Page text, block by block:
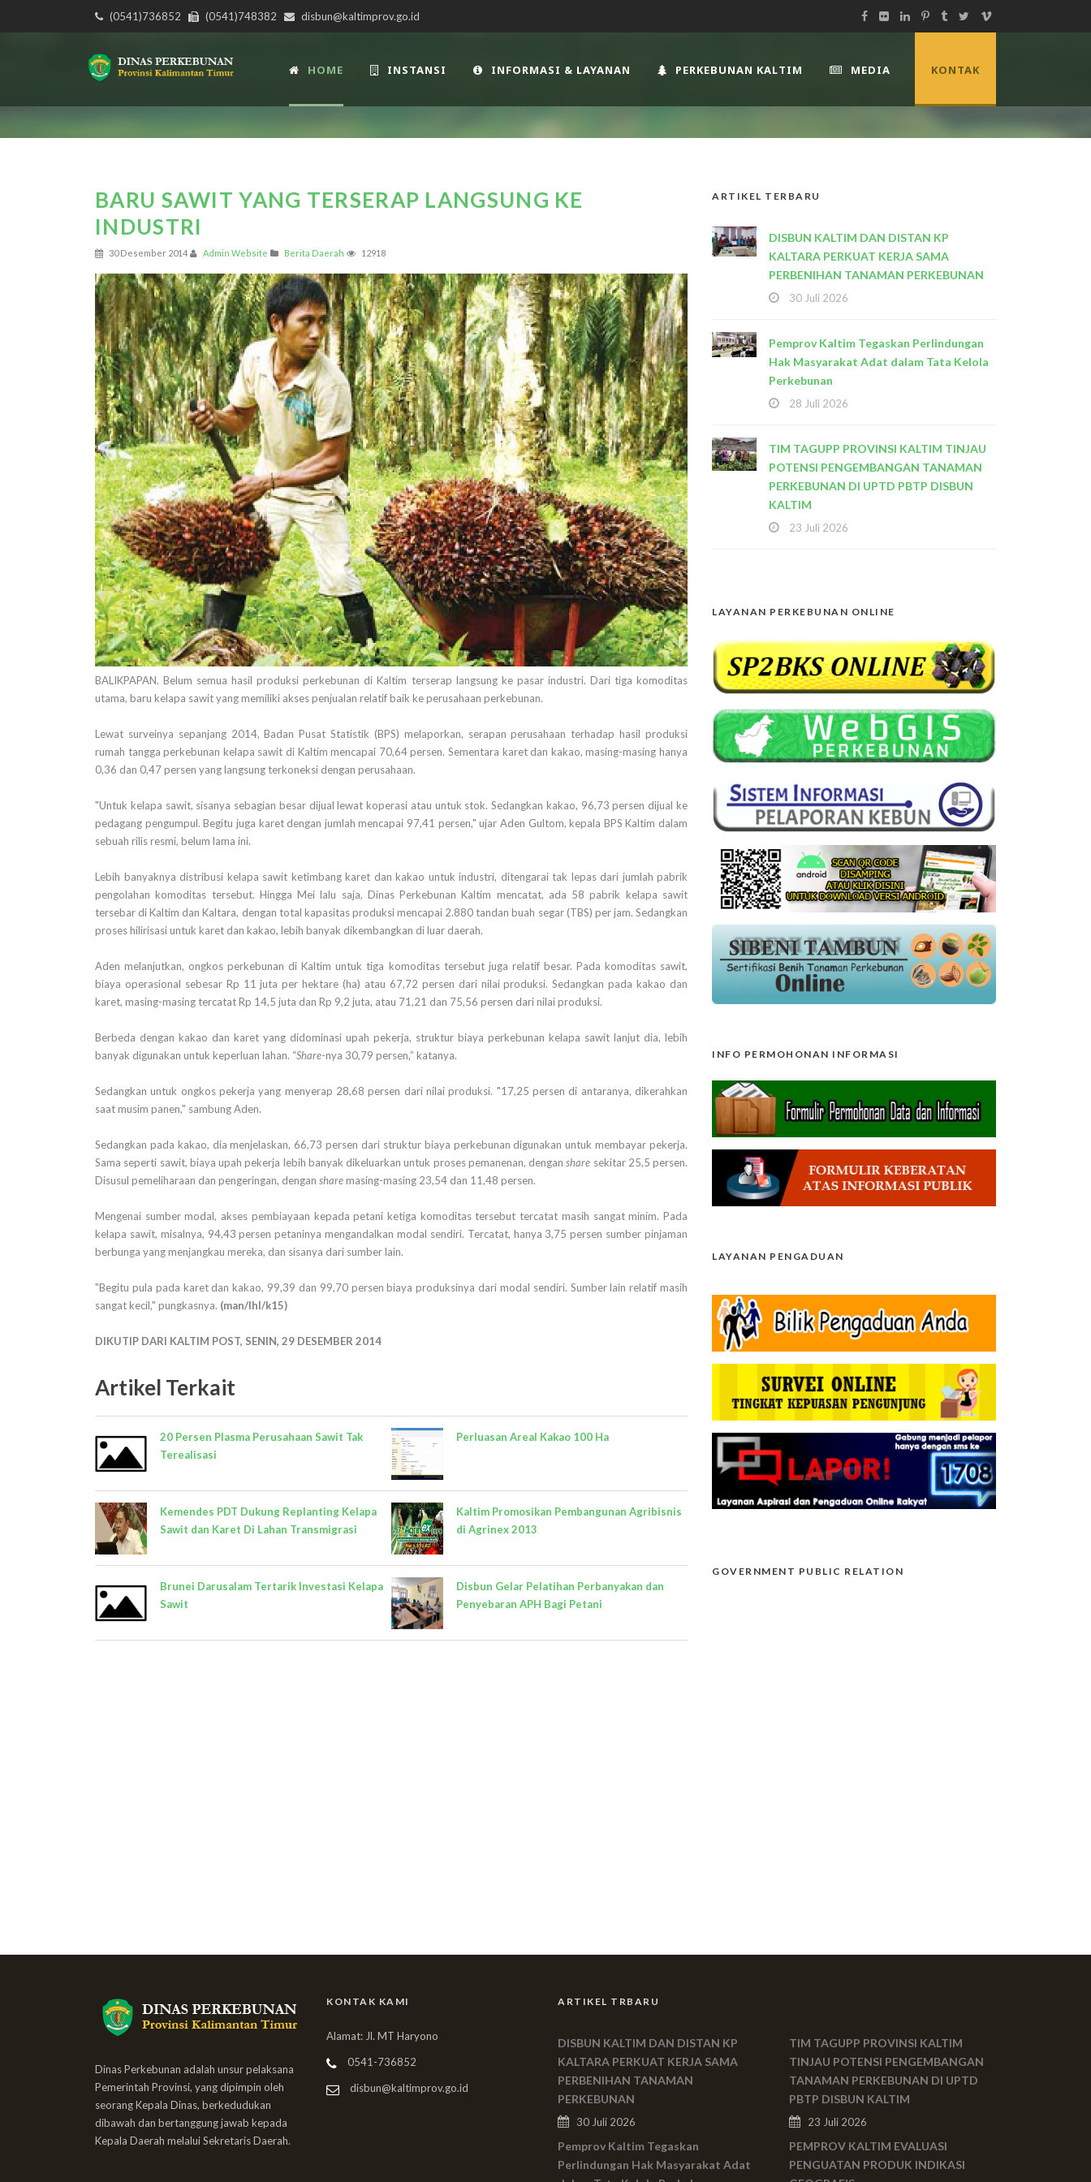
(0541)736852 (0541)748382 disbun@kaltimprov.go.id
HOME INSTANSI INFORMASI & LAYANAN PERKEBUNAN KALTIM MEDIA KONTAK
BARU SAWIT YANG TERSERAP LANGSUNG KE
INDUSTRI
30 Desember 2014 Admin Website Berita Daerah 12918
BALIKPAPAN. Belum semua hasil produksi perkebunan di Kaltim terserap langsung ke pasar industri. Dari tiga komoditas
utama, baru kelapa sawit yang memiliki akses penjualan relatif baik ke perusahaan perkebunan.
Lewat surveinya sepanjang 2014, Badan Pusat Statistik (BPS) melaporkan, serapan perusahaan terhadap hasil produksi
rumah tangga perkebunan kelapa sawit di Kaltim mencapai 70,64 persen. Sementara karet dan kakao, masing-masing hanya
0,36 dan 0,47 persen yang langsung terkoneksi dengan perusahaan.
"Untuk kelapa sawit, sisanya sebagian besar dijual lewat koperasi atau untuk stok. Sedangkan kakao, 96,73 persen dijual ke
pedagang pengumpul. Begitu juga karet dengan jumlah mencapai 97,41 persen," ujar Aden Gultom, kepala BPS Kaltim dalam
sebuah rilis resmi, belum lama ini.
Lebih banyaknya distribusi kelapa sawit ketimbang karet dan kakao untuk industri, ditengarai tak lepas dari jumlah pabrik
pengolahan komoditas tersebut. Hingga Mei lalu saja, Dinas Perkebunan Kaltim mencatat, ada 58 pabrik kelapa sawit
tersebar di Kaltim dan Kaltara, dengan total kapasitas produksi mencapai 2.880 tandan buah segar (TBS) per jam. Sedangkan
proses hilirisasi untuk karet dan kakao, lebih banyak dikembangkan di luar daerah.
Aden melanjutkan, ongkos perkebunan di Kaltim untuk tiga komoditas tersebut juga relatif besar. Pada komoditas sawit,
biaya operasional sebesar Rp 11 juta per hektare (ha) atau 67,72 persen dari nilai produksi. Sedangkan pada kakao dan
karet, masing-masing tercatat Rp 14,5 juta dan Rp 9,2 juta, atau 71,21 dan 75,56 persen dari nilai produksi.
Berbeda dengan kakao dan karet yang didominasi upah pekerja, struktur biaya perkebunan kelapa sawit lanjut dia, lebih
banyak digunakan untuk keperluan lahan. “Share-nya 30,79 persen,” katanya.
Sedangkan untuk ongkos pekerja yang menyerap 28,68 persen dari nilai produksi. "17,25 persen di antaranya, dikerahkan
saat musim panen," sambung Aden.
Sedangkan pada kakao, dia menjelaskan, 66,73 persen dari struktur biaya perkebunan digunakan untuk membayar pekerja.
Sama seperti sawit, biaya upah pekerja lebih banyak dikeluarkan untuk proses pemanenan, denganshare sekitar 25,5 persen.
Disusul pemeliharaan dan pengeringan, dengan sharemasing-masing 23,54 dan 11,48 persen.
Mengenai sumber modal, akses pembiayaan kepada petani ketiga komoditas tersebut tercatat masih sangat minim. Pada
kelapa sawit, misalnya, 94,43 persen petaninya mengandalkan modal sendiri. Tercatat, hanya 3,75 persen sumber pinjaman
berbunga yang menjangkau mereka, dan sisanya dari sumber lain.
"Begitu pula pada karet dan kakao, 99,39 dan 99,70 persen biaya produksinya dari modal sendiri. Sumber lain relatif masih
sangat kecil," pungkasnya. (man/lhl/k15)
DIKUTIP DARI KALTIM POST, SENIN, 29 DESEMBER 2014
Artikel Terkait
20 Persen Plasma Perusahaan Sawit Tak
Terealisasi
Kemendes PDT Dukung Replanting Kelapa
Sawit dan Karet Di Lahan Transmigrasi
Brunei Darusalam Tertarik Investasi Kelapa
Sawit
Perluasan Areal Kakao 100 Ha
Kaltim Promosikan Pembangunan Agribisnis
di Agrinex 2013
Disbun Gelar Pelatihan Perbanyakan dan
Penyebaran APH Bagi Petani
ARTIKEL TERBARU
DISBUN KALTIM DAN DISTAN KP
KALTARA PERKUAT KERJA SAMA
PERBENIHAN TANAMAN PERKEBUNAN
30 Juli 2026
Pemprov Kaltim Tegaskan Perlindungan
Hak Masyarakat Adat dalam Tata Kelola
Perkebunan
28 Juli 2026
TIM TAGUPP PROVINSI KALTIM TINJAU
POTENSI PENGEMBANGAN TANAMAN
PERKEBUNAN DI UPTD PBTP DISBUN
KALTIM
23 Juli 2026
LAYANAN PERKEBUNAN ONLINE
INFO PERMOHONAN INFORMASI
LAYANAN PENGADUAN
GOVERNMENT PUBLIC RELATION
Dinas Perkebunan adalah unsur pelaksana
Pemerintah Provinsi, yang dipimpin oleh
seorang Kepala Dinas, berkedudukan
dibawah dan bertanggung jawab kepada
Kepala Daerah melalui Sekretaris Daerah.
KONTAK KAMI
Alamat: Jl. MT Haryono
0541-736852
disbun@kaltimprov.go.id
ARTIKEL TRBARU
DISBUN KALTIM DAN DISTAN KP
KALTARA PERKUAT KERJA SAMA
PERBENIHAN TANAMAN
PERKEBUNAN
30 Juli 2026
Pemprov Kaltim Tegaskan
Perlindungan Hak Masyarakat Adat
TIM TAGUPP PROVINSI KALTIM
TINJAU POTENSI PENGEMBANGAN
TANAMAN PERKEBUNAN DI UPTD
PBTP DISBUN KALTIM
23 Juli 2026
PEMPROV KALTIM EVALUASI
PENGUATAN PRODUK INDIKASI